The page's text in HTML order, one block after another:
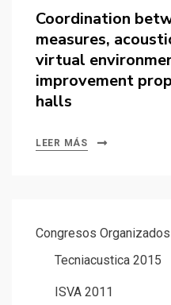
Coordination
measures,
virtual
improvement
halls
LEER MÁS
Congresos Organizados
Tecniacustica 2015
ISVA 2011